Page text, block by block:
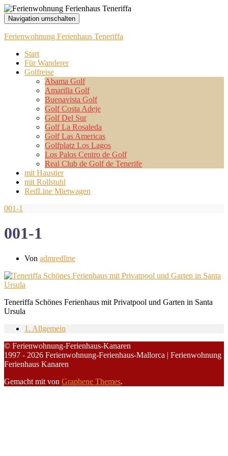
Navigation umschalten
Ferienwohnung Ferienhaus Teneriffa
Start
Für Wanderer
Golfreise
Abama Golf
Amarilla Golf
Buenavista Golf
Golf Costa Adeje
Golf Del Sur
Golf La Rosaleda
Golf Las Americas
Golfplatz Los Lagos
Los Palos Centro de Golf
Real Club de Golf de Tenerife
mit Haustier
mit Rollstuhl
RedLine Mietwagen
001-1
001-1
Von admredline
Teneriffa Schönes Ferienhaus mit Privatpool und Garten in Santa
Ursula
1. Allgemein
© Ferienwohnung-Ferienhaus-Kanaren
1997 - 2026 Ferienwohnung-Ferienhaus-Mallorca | Ferienwohnung
Ferienhaus Kanaren
Gemacht mit von Graphene Themes.